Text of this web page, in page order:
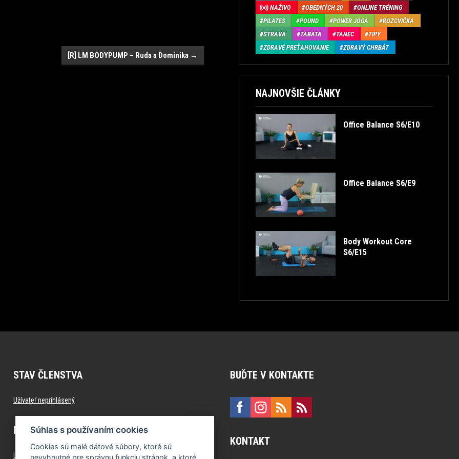
[R] LM BODYPUMP – Ruda a Dominika →
NAŽIVO
OBEDNÝCH 20
ONLINE TRÉNING
PILATES
POUND POWER JOGA
ROZCVIČKA
STRAVA
TABATA TANEC
TIPY
ZDRAVÉ PREŤAHOVANIE
ZDRAVÝ CHRBÁT
NAJNOVŠIE ČLÁNKY
Office Balance S6/E10
Office Balance S6/E9
Body Workout Core
S6/E15
STAV ČLENSTVA
Užívateľ neprihlásený
FITNESS.FORMFACTORY.SK
Úvod
BUĎTE V KONTAKTE
KONTAKT
Súhlas s používaním cookies
Cookies sú malé dátové súbory, ktoré sú
nevyhnutné pre správnu funkciu stránok, a ktoré